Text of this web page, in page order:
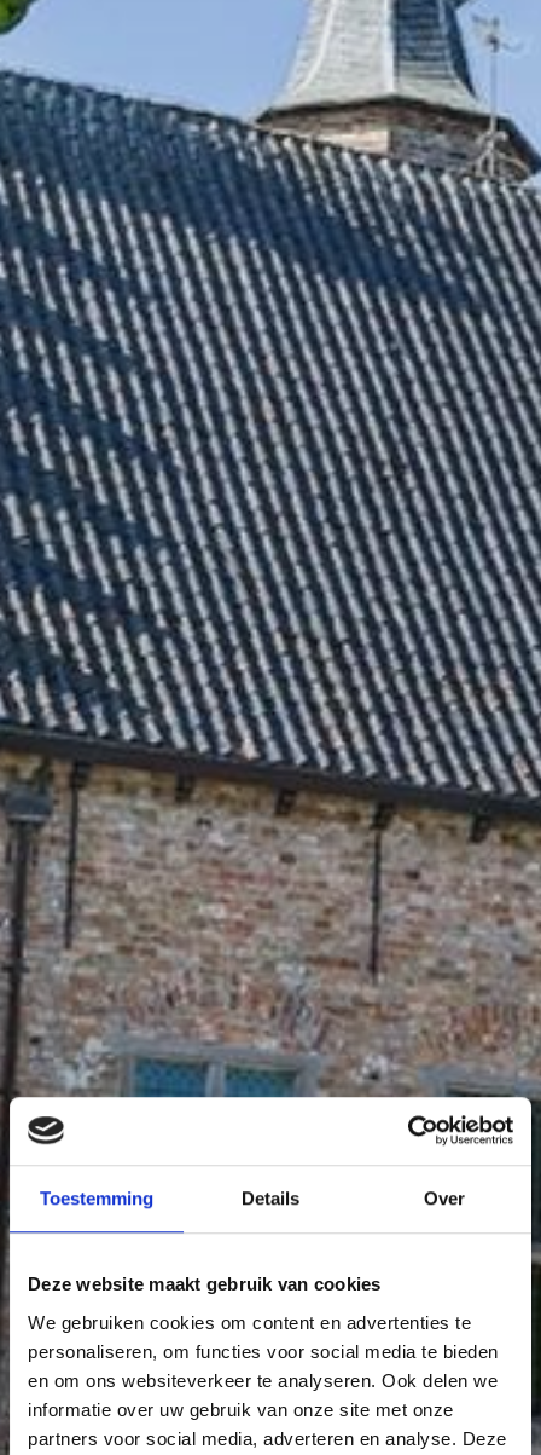
Toestemming Details Over
Deze website maakt gebruik van cookies
We gebruiken cookies om content en advertenties te
personaliseren, om functies voor social media te bieden
en om ons websiteverkeer te analyseren. Ook delen we
informatie over uw gebruik van onze site met onze
partners voor social media, adverteren en analyse. Deze